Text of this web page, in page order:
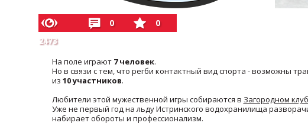
2473
0 0
На поле играют 7 человек.
Но в связи с тем, что регби контактный вид спорта - возможны
из 10 участников.
Любители этой мужественной игры собираются в Загородном
Уже не первый год на льду Истринского водохранилища
набирает обороты и профессионализм.